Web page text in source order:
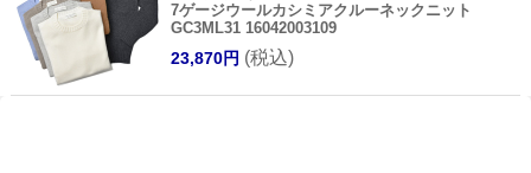
7ゲージウールカシミアクルーネックニット
GC3ML31 16042003109
23,870円 (税込)